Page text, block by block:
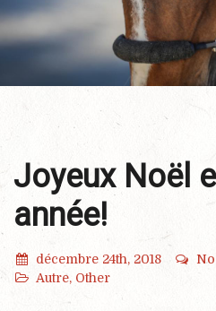
Joyeux Noël
année!
décembre 24th, 2018
Autre, Other